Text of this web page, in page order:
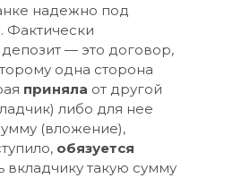
надежно под
Фактически
— это договор,
одна сторона
приняла от другой
либо для нее
(вложение),
обязуется
вкладчику такую сумму